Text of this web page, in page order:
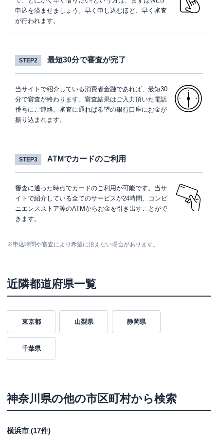
申込を済ませましょう。早く申し込むほど、早く審査
が行われます。
STEP2 最短30分で審査が完了
当サイトで紹介している消費者金融であれば、最短30
分で審査が終わります。審査結果はご入力頂いた電話
番号にご連絡。審査に通れば希望の銀行口座にお金が
振り込まれます。
STEP3 ATMでカードのご利用
審査に通った時点でカードのご利用が可能です。当サ
イトで紹介している全てのサービスが24時間、コンビ
ニエンスストア等のATMからお金を引き出すことがで
きます。
※申込時間や審査により希望に沿えない場合があります。
近隣都道府県一覧
東京都 山梨県 静岡県
千葉県
神奈川県の他の市区町村から検索
横浜市 (17件)